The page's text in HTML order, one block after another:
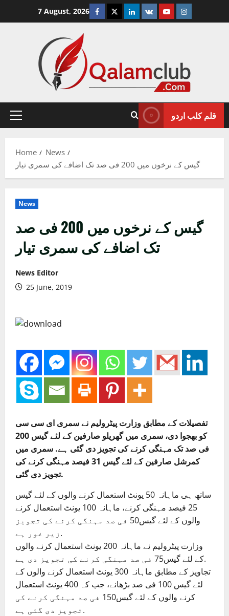
7 August, 2026 Facebook
TwitterLinkedin
VK YoutubeInstagram
Primary
قلم کلب اردو
Home
News
گیس کے نرخوں میں 200 فی صد تک اضافے کی سمری تیار
News
گیس کے نرخوں میں 200 فی صد
تک اضافے کی سمری تیار
News Editor
25 June, 2019
تفصیلات کے مطابق وزارت پیٹرولیم نے سمری ای سی سی
کو بھجوا دی، سمری میں گھریلو صارفین کے لئے گیس 200
فی صد تک مہنگی کرنے کی تجویز دی گئی ہے. سمری میں
کمرشل صارفین کے لئے گیس 31 فیصد مہنگی کرنے کی
تجویز دی گئی.
ساتھ ہی ماہانہ 50 یونٹ استعمال کرنے والوں کے لئے گیس
25 فیصد مہنگی کرنے، ماہانہ 100 یونٹ استعمال کرنے
والوں کے لئے گیس50 فی صد مہنگی کرنے کی تجویز
زیر غور ہے.
وزارت پیٹرولیم نے ماہانہ 200 یونٹ استعمال کرنے والوں
کے لئےگیس75 فی صد مہنگی کرنے کی تجویز دی ہے.
تجاویز کے مطابق ماہانہ 300 یونٹ استعمال کرنے والوں کے
لئے گیس 100 فی صد بڑھانے، جب کہ 400 یونٹ استعمال
کرنے والوں کے لئے گیس150 فی صد مہنگی کرنے کی
تجویز دی گئی ہے.